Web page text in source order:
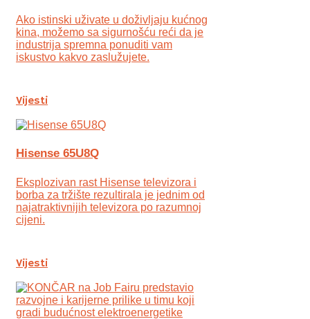
Ako istinski uživate u doživljaju kućnog
kina, možemo sa sigurnošću reći da je
industrija spremna ponuditi vam
iskustvo kakvo zaslužujete.
Vijesti
Hisense 65U8Q
Eksplozivan rast Hisense televizora i
borba za tržište rezultirala je jednim od
najatraktivnijih televizora po razumnoj
cijeni.
Vijesti